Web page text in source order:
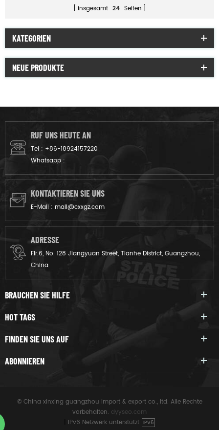
insgesamt 24 Seiten
KATEGORIEN
NEUE PRODUKTE
RUF UNS HEUTE AN
Tel : +86-18924157220
Whatsapp :
KONTAKTIEREN SIE UNS
E-Mail : mail@cxxgz.com
ADRESSE
Flr.6, No. 128 Jiangyuan Street, Tianhe District, Guangzhou,
China
BRAUCHEN SIE HILFE
HOT TAGS
FINDEN SIE UNS AUF
ABONNIEREN
© China xinxing guangzhou import & export co., ltd. Alle Rechte
vorbehalten. dyyseo.com
IPv6 Netzwerk unterstützt IPV6